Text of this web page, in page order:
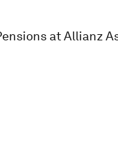
at Allianz